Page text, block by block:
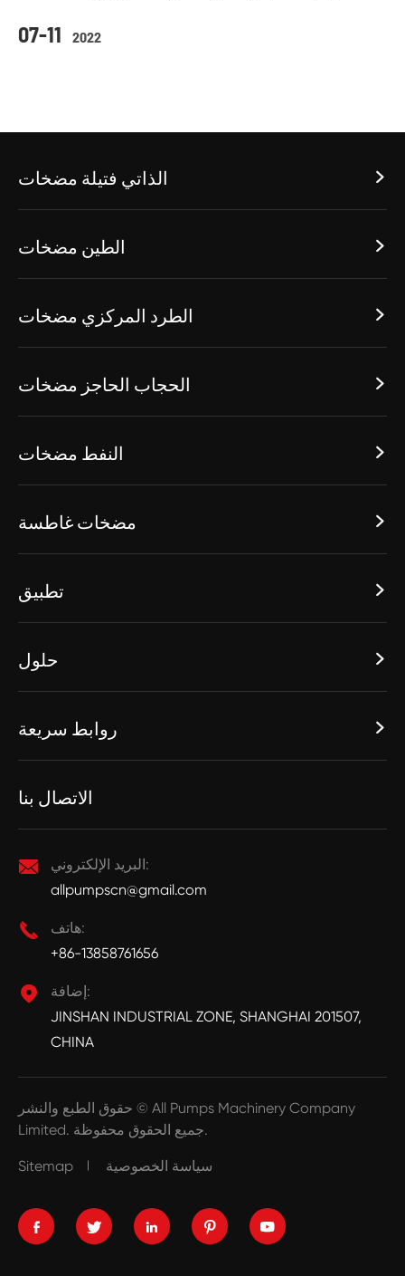
07-11 2022
الذاتي فتيلة مضخات 
الطين مضخات 
الطرد المركزي مضخات 
الحجاب الحاجز مضخات 
النفط مضخات 
مضخات غاطسة 
تطبيق 
حلول 
روابط سريعة 
الاتصال بنا

البريد الإلكتروني:
allpumpscn@gmail.com

هاتف:
+86-13858761656

إضافة:
JINSHAN INDUSTRIAL ZONE, SHANGHAI 201507,
CHINA
حقوق الطبع والنشر © All Pumps Machinery Company
Limited.
جميع الحقوق محفوظة.
Sitemap سياسة الخصوصية
    